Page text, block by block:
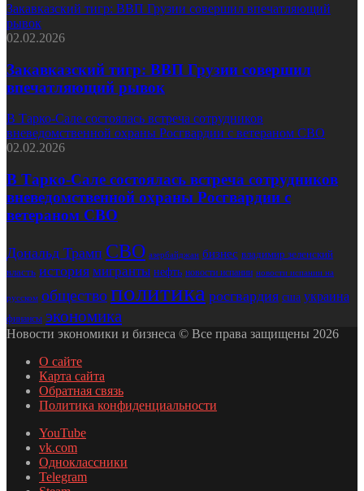
Закавказский тигр: ВВП Грузии совершил впечатляющий
рывок
02.02.2026
Закавказский тигр: ВВП Грузии совершил
впечатляющий рывок
В Тарко-Сале состоялась встреча сотрудников
вневедомственной охраны Росгвардии с ветераном СВО
02.02.2026
В Тарко-Сале состоялась встреча сотрудников
вневедомственной охраны Росгвардии с
ветераном СВО
Дональд Трамп СВО азербайджан бизнес владимир зеленский
власть история мигранты нефть новости испании новости испании на
русском обществополитика росгвардия сша украина
финансы экономика
Новости экономики и бизнеса © Все права защищены 2026
О сайте
Карта сайта
Обратная связь
Политика конфиденциальности
YouTube
vk.com
Одноклассники
Telegram